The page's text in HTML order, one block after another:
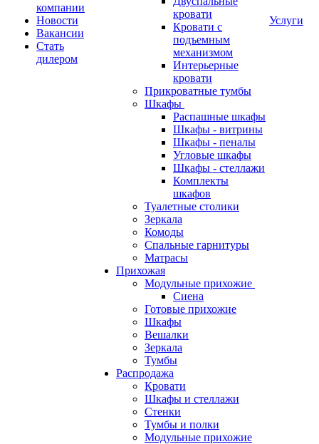
компании
Новости
Вакансии
Стать
дилером
кровати
Кровати с
подъемным
механизмом
Интерьерные
кровати
Прикроватные тумбы
Шкафы
Распашные шкафы
Шкафы - витрины
Шкафы - пеналы
Угловые шкафы
Шкафы - стеллажи
Комплекты
шкафов
Туалетные столики
Зеркала
Комоды
Спальные гарнитуры
Матрасы
Прихожая
Модульные прихожие
Сиена
Готовые прихожие
Шкафы
Вешалки
Зеркала
Тумбы
Распродажа
Кровати
Шкафы и стеллажи
Стенки
Тумбы и полки
Модульные прихожие
Услуги